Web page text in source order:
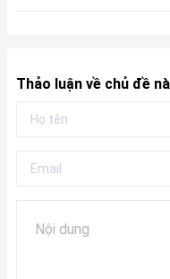
Thảo luận về chủ đề